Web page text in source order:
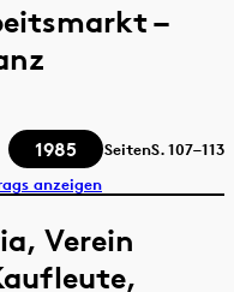
–
1985 SeitenS.107–113
anzeigen
Verein